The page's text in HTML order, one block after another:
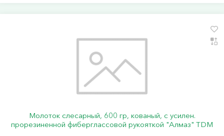
Молоток слесарный, 600 гр, кованый, с усилен.
прорезиненной фиберглассовой рукояткой "Алмаз" TDM